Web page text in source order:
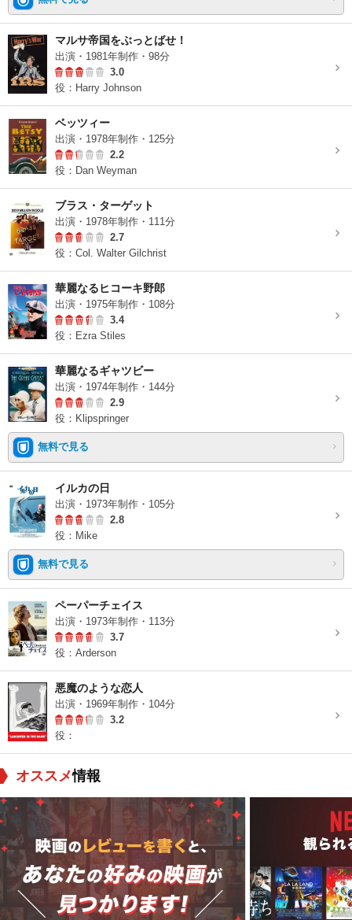
マルサ帝国をぶっとばせ！
出演・1981年制作・98分
3.0
役：Harry Johnson
ベッツィー
出演・1978年制作・125分
2.2
役：Dan Weyman
ブラス・ターゲット
出演・1978年制作・111分
2.7
役：Col. Walter Gilchrist
華麗なるヒコーキ野郎
出演・1975年制作・108分
3.4
役：Ezra Stiles
華麗なるギャツビー
出演・1974年制作・144分
2.9
役：Klipspringer
無料で見る
イルカの日
出演・1973年制作・105分
2.8
役：Mike
無料で見る
ペーパーチェイス
出演・1973年制作・113分
3.7
役：Arderson
悪魔のような恋人
出演・1969年制作・104分
3.2
役：
オススメ情報